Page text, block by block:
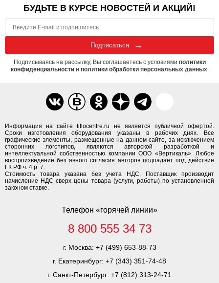
Информация на сайте tiflocentre.ru не является публичной офертой.
Сроки изготовления оборудования указаны в рабочих днях. Все
графические элементы, размещенные на данном сайте, за исключением
сторонних логотипов, являются авторской разработкой и
интеллектуальной собственностью компании ООО «Вертикаль». Любое
воспроизведение без явного согласия авторов подпадает под действие
ГК РФ ч. 4 р. 7.
Стоимость товара указана без учета НДС. Поставщик производит
начисление НДС сверх цены товара (услуги, работы) по установленной
законом ставке.
Телефон «горячей линии»
8 800 555 34 73
г. Москва: +7 (499) 653-88-73
г. Екатеринбург: +7 (343) 351-74-48
г. Санкт-Петербург: +7 (812) 313-24-71
БУДЬТЕ В КУРСЕ НОВОСТЕЙ И АКЦИЙ!
Подписаться
Подписываясь на рассылку, Вы соглашаетесь с условиями политики
конфиденциальностии политики обработки персональных данных.